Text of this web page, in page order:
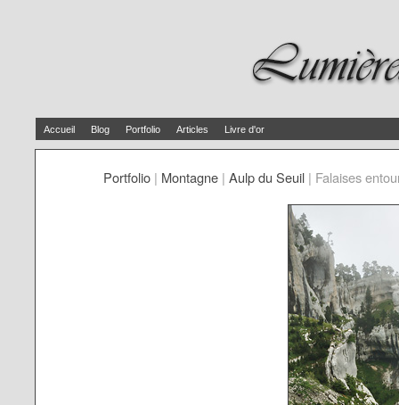
Accueil Blog Portfolio Articles Livre d'or
Portfolio | Montagne | Aulp du Seuil | Falaises